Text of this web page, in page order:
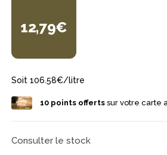
12,79€
Soit 106.58€/litre
10points offertssur votre carte
Consulter le stock